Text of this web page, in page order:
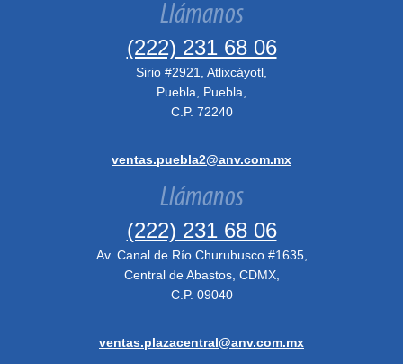
Llámanos
(222) 231 68 06
Sirio #2921, Atlixcáyotl,
Puebla, Puebla,
C.P. 72240
ventas.puebla2@anv.com.mx
Llámanos
(222) 231 68 06
Av. Canal de Río Churubusco #1635,
Central de Abastos, CDMX,
C.P. 09040
ventas.plazacentral@anv.com.mx